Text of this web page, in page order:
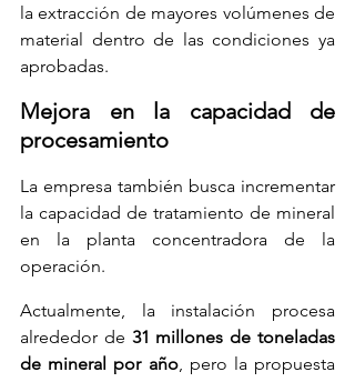
la extracción de mayores volúmenes de
material dentro de las condiciones ya
aprobadas.
Mejora en la capacidad de
procesamiento
La empresa también busca incrementar
la capacidad de tratamiento de mineral
en la planta concentradora de la
operación.
Actualmente, la instalación procesa
alrededor de 31 millones de toneladas
de mineral por año, pero la propuesta